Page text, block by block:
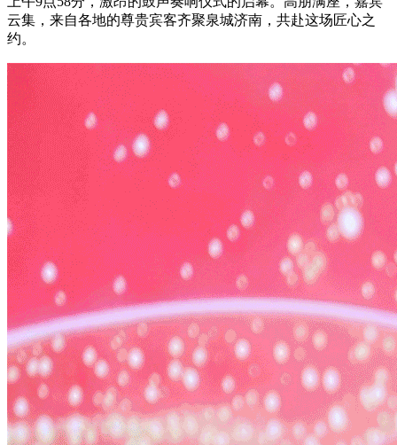
云集，来自各地的尊贵宾客齐聚泉城济南，共赴这场匠心之
约。